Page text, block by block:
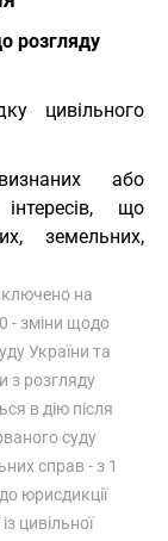
розгляду
цивільного
або
що
земельних,
на
- зміни щодо
України та
з розгляду
в дію після
суду
справ - з 1
юрисдикції
цивільної